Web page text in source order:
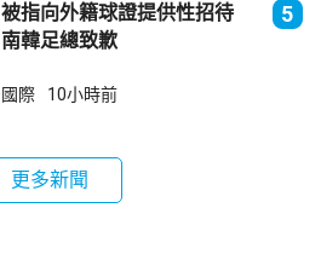
被指向外籍球證提供性招待
南韓足總致歉
5
國際 10小時前
更多新聞